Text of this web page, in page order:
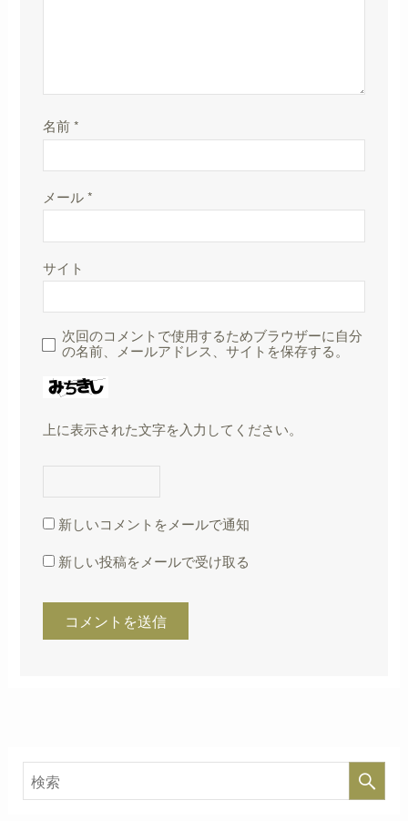
名前*
メール*
サイト
次回のコメントで使用するためブラウザーに自分
の名前、メールアドレス、サイトを保存する。
上に表示された文字を入力してください。
新しいコメントをメールで通知
新しい投稿をメールで受け取る